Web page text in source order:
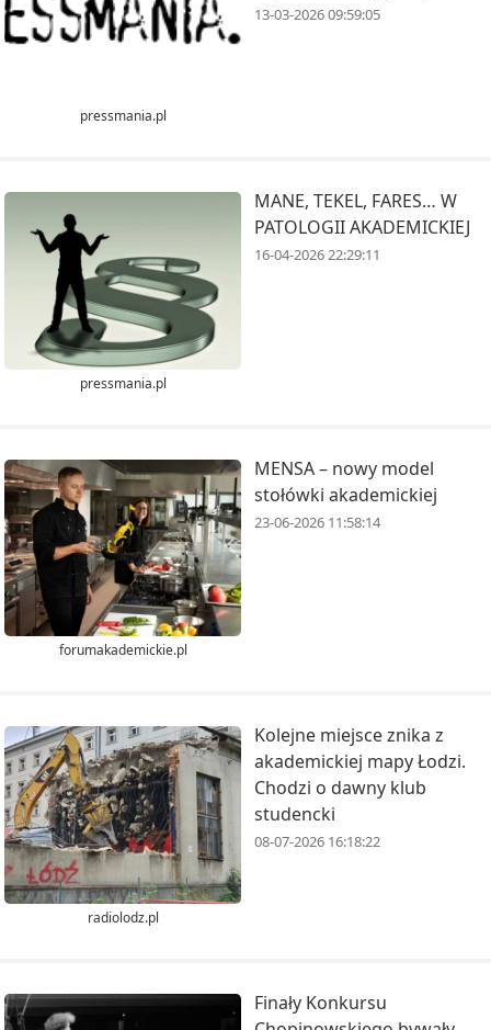
pressmania.pl
13-03-2026 09:59:05
pressmania.pl
MANE, TEKEL, FARES… W
PATOLOGII AKADEMICKIEJ
16-04-2026 22:29:11
forumakademickie.pl
MENSA – nowy model
stołówki akademickiej
23-06-2026 11:58:14
radiolodz.pl
Kolejne miejsce znika z
akademickiej mapy Łodzi.
Chodzi o dawny klub
studencki
08-07-2026 16:18:22
Finały Konkursu